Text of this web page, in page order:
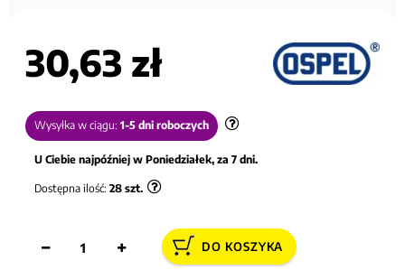
30,63 zł
Wysyłka w ciągu: 1-5 dni roboczych
U Ciebie najpóźniej w Poniedziałek, za 7 dni.
Dostępna ilość: 28 szt.
DO KOSZYKA